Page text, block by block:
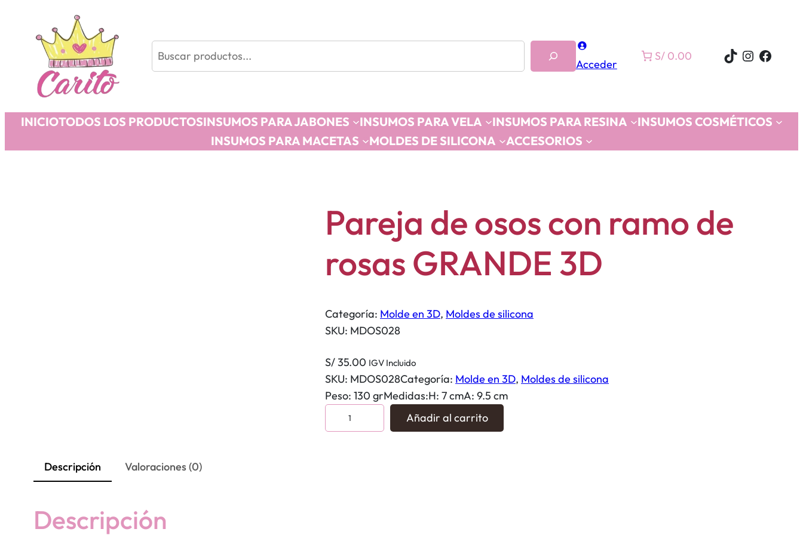
Acceder
S/ 0.00 TikTok
INICIOTODOS LOS PRODUCTOSINSUMOS PARA JABONES INSUMOS PARA VELA INSUMOS PARA RESINA
INSUMOS COSMÉTICOS
INSUMOS PARA MACETAS
MOLDES DE SILICONA ACCESORIOS
Pareja de osos con ramo de
rosas GRANDE 3D
Categoría: Molde en 3D, Moldes de silicona
SKU: MDOS028
S/35.00 IGV Incluido
SKU: MDOS028Categoría: Molde en 3D, Moldes de silicona
Peso: 130 grMedidas:H: 7 cmA: 9.5 cm
a
Añadir al carrito
Descripción Valoraciones (0)
Descripción